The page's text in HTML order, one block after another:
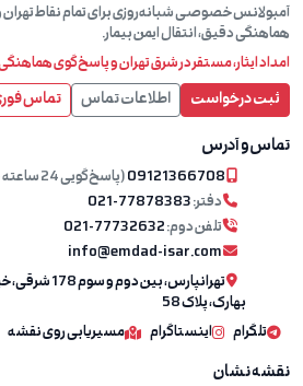
آمبولانس خصوصی شبانه‌روزی برای تمام نقاط تهران
هماهنگی دقیق، انتقال ایمن بیمار.
امداد ایثار، مستقر در شرق تهران و پاسخ‌گوی هماهنگی
ثبت درخواست اطلاعات تماس تماس
تماس و آدرس
09121366708(پاسخ‌گویی 24 ساعته + بله/روبیکا/تلگرام/واتساپ)
دفتر:021-77878383
تلفن دوم:021-77732632
info@emdad-isar.com
تهرانپارس،
بهارک، پلاک 58
تلگرام
اینستاگرام مسیریابی روی نقشه
نقشه نشان